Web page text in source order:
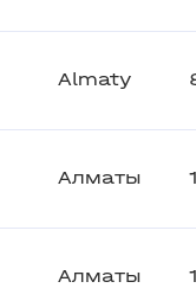
Almaty
Алматы
Алматы